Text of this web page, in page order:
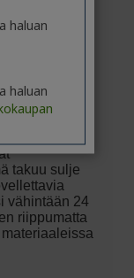
haluan
haluan